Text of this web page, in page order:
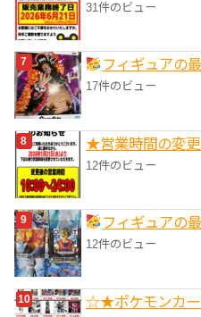
31件のビュー
フィギュアの
17件のビュー
★営業時間の変
12件のビュー
フィギュアの
12件のビュー
☆★ポケモンカー